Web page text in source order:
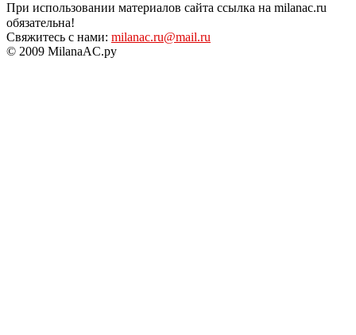
При использовании материалов сайта ссылка на milanac.ru
обязательна!
Свяжитесь с нами: milanac.ru@mail.ru
© 2009 MilanaAC.ру